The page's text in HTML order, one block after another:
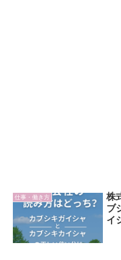
仕事・働き方
株
ブ
イ